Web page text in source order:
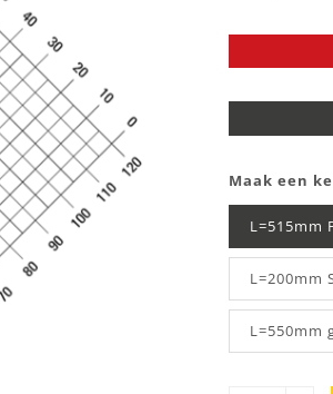
Maak een
L=515mm
L=200mm
L=550mm